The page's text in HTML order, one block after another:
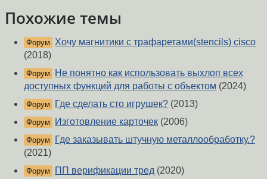
Похожие темы
Форум
Хочу магнитики с трафаретами(stencils) cisco
(2018)
Форум
Не понятно как использовать выхлоп всех
доступных функций для работы с объектом (2024)
Форум Где сделать сто игрушек? (2013)
Форум Изготовление карточек (2006)
Форум
Где заказывать штучную металлообработку.?
(2021)
Форум ПП верификации тред (2020)